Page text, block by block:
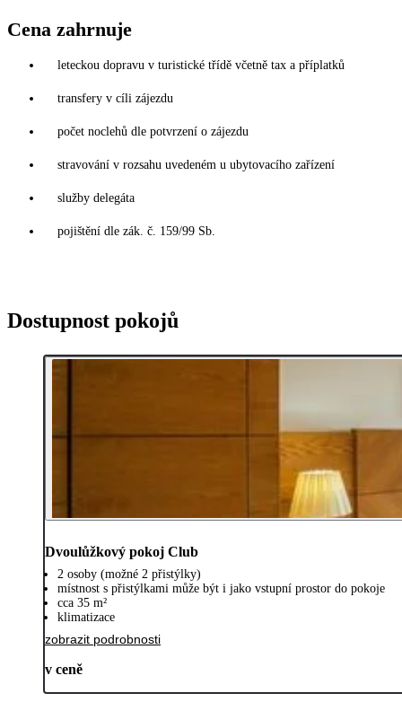
Cena zahrnuje
leteckou dopravu v turistické třídě včetně tax a příplatků
transfery v cíli zájezdu
počet noclehů dle potvrzení o zájezdu
stravování v rozsahu uvedeném u ubytovacího zařízení
služby delegáta
pojištění dle zák. č. 159/99 Sb.
Dostupnost pokojů
Dvoulůžkový pokoj Club
2 osoby (možné 2 přistýlky)
místnost s přistýlkami může být i jako vstupní prostor do pokoje
cca 35 m²
klimatizace
zobrazit podrobnosti
v ceně